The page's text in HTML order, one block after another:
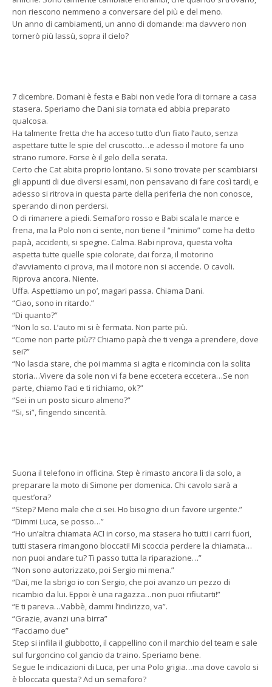
non riescono nemmeno a conversare del più e del meno.
Un anno di cambiamenti, un anno di domande: ma davvero non
tornerò più lassù, sopra il cielo?
7 dicembre. Domani è festa e Babi non vede l’ora di tornare a casa
stasera. Speriamo che Dani sia tornata ed abbia preparato
qualcosa.
Ha talmente fretta che ha acceso tutto d’un fiato l’auto, senza
aspettare tutte le spie del cruscotto…e adesso il motore fa uno
strano rumore. Forse è il gelo della serata.
Certo che Cat abita proprio lontano. Si sono trovate per scambiarsi
gli appunti di due diversi esami, non pensavano di fare così tardi, e
adesso si ritrova in questa parte della periferia che non conosce,
sperando di non perdersi.
O di rimanere a piedi. Semaforo rosso e Babi scala le marce e
frena, ma la Polo non ci sente, non tiene il “minimo” come ha detto
papà, accidenti, si spegne. Calma. Babi riprova, questa volta
aspetta tutte quelle spie colorate, dai forza, il motorino
d’avviamento ci prova, ma il motore non si accende. O cavoli.
Riprova ancora. Niente.
Uffa. Aspettiamo un po’, magari passa. Chiama Dani.
“Ciao, sono in ritardo.”
“Di quanto?”
“Non lo so. L’auto mi si è fermata. Non parte più.
“Come non parte più?? Chiamo papà che ti venga a prendere, dove
sei?”
“No lascia stare, che poi mamma si agita e ricomincia con la solita
storia…Vivere da sole non vi fa bene eccetera eccetera…Se non
parte, chiamo l’aci e ti richiamo, ok?”
“Sei in un posto sicuro almeno?”
“Si, si”, fingendo sincerità.
Suona il telefono in officina. Step è rimasto ancora lì da solo, a
preparare la moto di Simone per domenica. Chi cavolo sarà a
quest’ora?
“Step? Meno male che ci sei. Ho bisogno di un favore urgente.”
“Dimmi Luca, se posso…”
“Ho un’altra chiamata ACI in corso, ma stasera ho tutti i carri fuori,
tutti stasera rimangono bloccati! Mi scoccia perdere la chiamata…
non puoi andare tu? Ti passo tutta la riparazione…”
“Non sono autorizzato, poi Sergio mi mena.”
“Dai, me la sbrigo io con Sergio, che poi avanzo un pezzo di
ricambio da lui. Eppoi è una ragazza…non puoi rifiutarti!”
“E ti pareva…Vabbè, dammi l’indirizzo, va”.
“Grazie, avanzi una birra”
“Facciamo due”
Step si infila il giubbotto, il cappellino con il marchio del team e sale
sul furgoncino col gancio da traino. Speriamo bene.
Segue le indicazioni di Luca, per una Polo grigia…ma dove cavolo si
è bloccata questa? Ad un semaforo?